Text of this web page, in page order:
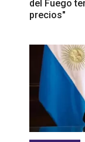
del Fuego
precios"